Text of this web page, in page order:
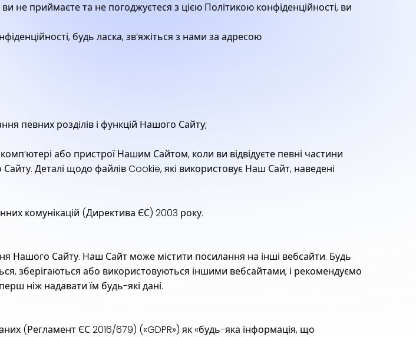
не приймаєте та не погоджуєтеся з цією Політикою конфіденційності, ви
будь ласка, зв’яжіться з нами за адресою
певних розділів і функцій Нашого Сайту;
або пристрої Нашим Сайтом, коли ви відвідуєте певні частини
Деталі щодо файлів Cookie, які використовує Наш Сайт, наведені
комунікацій (Директива ЄС) 2003 року.
Нашого Сайту. Наш Сайт може містити посилання на інші вебсайти. Будь
зберігаються або використовуються іншими вебсайтами, і рекомендуємо
ніж надавати їм будь-які дані.
(Регламент ЄС 2016/679) («GDPR») як «будь-яка інформація, що